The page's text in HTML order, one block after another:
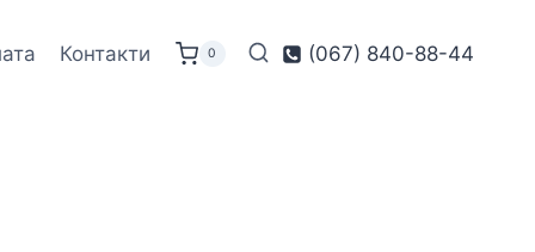
Контакти 0 (067) 840-88-44